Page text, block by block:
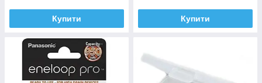
Купити Купити